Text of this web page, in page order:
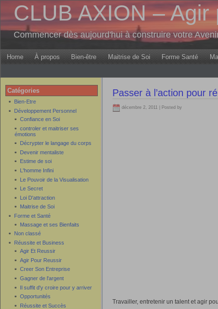
CLUB AXION – Agir
Commencer dès aujourd'hui à construire votre
Home À propos Bien-être Maitrise de Soi Forme Santé
Catégories
Bien-Etre
Développement Personnel
Confiance en Soi
controler et maitriser ses
émotions
Décrypter le langage du corps
Devenir mentaliste
Estime de soi
L'homme Infini
Le Pouvoir de la Visualisation
Le Secret
Loi D'attraction
Maitrise de Soi
Forme et Santé
Massage et ses Bienfaits
Non classé
Réussite et Business
Agir Et Reussir
Agir Pour Reussir
Creer Son Entreprise
Gagner de l'argent
Il suffit d'y croire pour y arriver
Opportunités
Réussite et Succès
Passer à l’action pour
décembre 2, 2011 | Posted by
Travailler, entretenir un talent et agir